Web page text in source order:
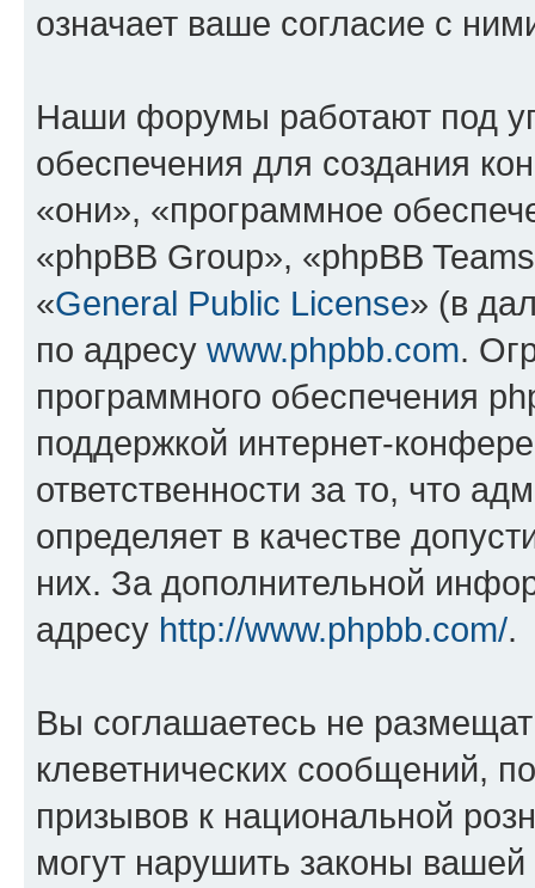
означает ваше согласие с
Наши форумы работают под
обеспечения для создания
«они», «программное
«phpBB Group», «phpBB
«General Public License» (в
по адресу www.phpbb.com.
программного обеспечения
поддержкой интернет-
ответственности за то, что
определяет в качестве
них. За дополнительной
адресу http://www.phpbb.com/.
Вы соглашаетесь не
клеветнических сообщений,
призывов к национальной
могут нарушить законы